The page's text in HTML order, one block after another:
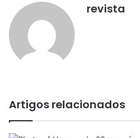
revista
Artigos relacionados